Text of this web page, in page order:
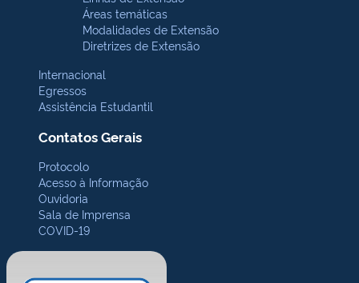
Áreas temáticas
Modalidades de Extensão
Diretrizes de Extensão
Internacional
Egressos
Assistência Estudantil
Contatos Gerais
Protocolo
Acesso à Informação
Ouvidoria
Sala de Imprensa
COVID-19